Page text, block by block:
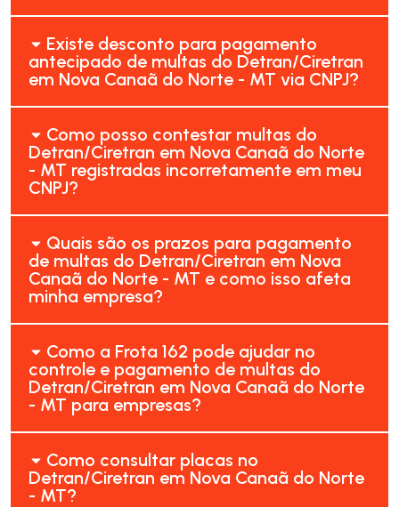
Existe desconto para pagamento
antecipado de multas do Detran/Ciretran
em Nova Canaã do Norte - MT via CNPJ?
Como posso contestar multas do
Detran/Ciretran em Nova Canaã do Norte
- MT registradas incorretamente em meu
CNPJ?
Quais são os prazos para pagamento
de multas do Detran/Ciretran em Nova
Canaã do Norte - MT e como isso afeta
minha empresa?
Como a Frota 162 pode ajudar no
controle e pagamento de multas do
Detran/Ciretran em Nova Canaã do Norte
- MT para empresas?
Como consultar placas no
Detran/Ciretran em Nova Canaã do Norte
- MT?